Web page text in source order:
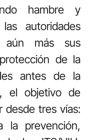
hambre y
autoridades
aún más sus
de la
antes de la
el objetivo de
desde tres vías:
la prevención,